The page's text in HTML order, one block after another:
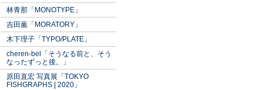
林青那「MONOTYPE」
吉田薫「MORATORY」
木下理子「TYPO/PLATE」
cheren-bel「そうなる前と、そう
なったずっと後。」
原田直宏 写真展「TOKYO
FISHGRAPHS | 2020」